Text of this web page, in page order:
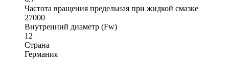
Частота вращения предельная при жидкой смазке
27000
Внутренний диаметр (Fw)
12
Страна
Германия